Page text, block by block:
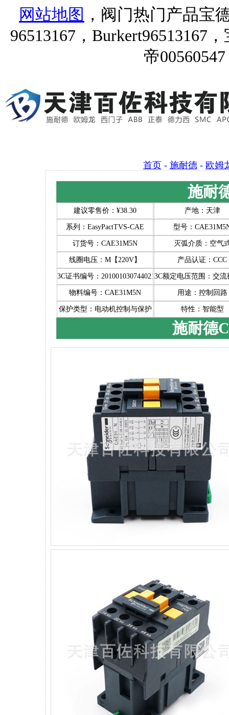
网站地图 ，阀门热门产品宝
96513167，Burkert96513167
帝
首页- 施耐德- 欧姆
施耐
建议零售价：¥38.30 产地：天津
系列：EasyPactTVS-CAE 型号：
订货号：CAE31M5N 灭弧介质：空气
线圈电压：M【220V】 产品认证：CCC
3C证书编号：20100103074402113C额定电压范围：交
物料编号：CAE31M5N 用途：控制回路
保护类型：电动机控制与保护 特性：智能型
施耐德